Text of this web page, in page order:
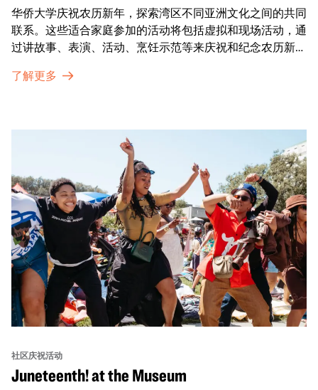
华侨大学庆祝农历新年，探索湾区不同亚洲文化之间的共同
联系。这些适合家庭参加的活动将包括虚拟和现场活动，通
过讲故事、表演、活动、烹饪示范等来庆祝和纪念农历新年
通过亲身参与和虚拟的治疗圈来相互支持。
了解更多
社区庆祝活动
Juneteenth! at the Museum